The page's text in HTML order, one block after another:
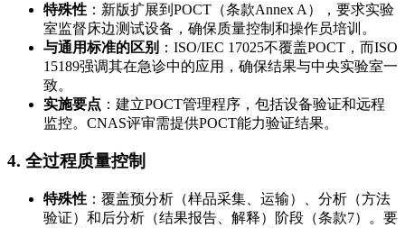
特殊性 ：新版扩展到POCT（条款Annex A），要求实验
室监督床边测试设备，确保质量控制和操作员培训。
与通用标准的区别 ：ISO/IEC 17025不覆盖POCT，而ISO
15189强调其在急诊中的应用，确保结果与中央实验室一
致。
实施要点 ：建立POCT管理程序，包括设备验证和远程
监控。CNAS评审需提供POCT能力验证结果。
4. 全过程质量控制
特殊性 ：覆盖预分析（样品采集、运输）、分析（方法
验证）和后分析（结果报告、解释）阶段（条款7）。要